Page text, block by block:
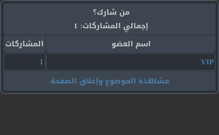
من شارك؟
إجمالي المشاركات: 1
اسم العضو
المشاركات
VIP
1
مشاهدة الموضوع وإغلاق الصفحة